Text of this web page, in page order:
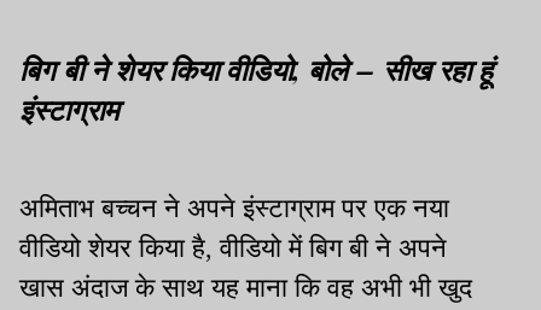
बिग बी ने शेयर किया वीडियो, बोले – सीख रहा हूं
इंस्टाग्राम
अमिताभ बच्चन ने अपने इंस्टाग्राम पर एक नया
वीडियो शेयर किया है, वीडियो में बिग बी ने अपने
खास अंदाज के साथ यह माना कि वह अभी भी खुद